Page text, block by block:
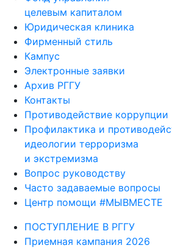
целевым капиталом
Юридическая клиника
Фирменный стиль
Кампус
Электронные заявки
Архив РГГУ
Контакты
Противодействие коррупции
Профилактика и
идеологии терроризма
и экстремизма
Вопрос руководству
Часто задаваемые вопросы
Центр помощи #МЫВМЕСТЕ
ПОСТУПЛЕНИЕ В РГГУ
Приемная кампания 2026